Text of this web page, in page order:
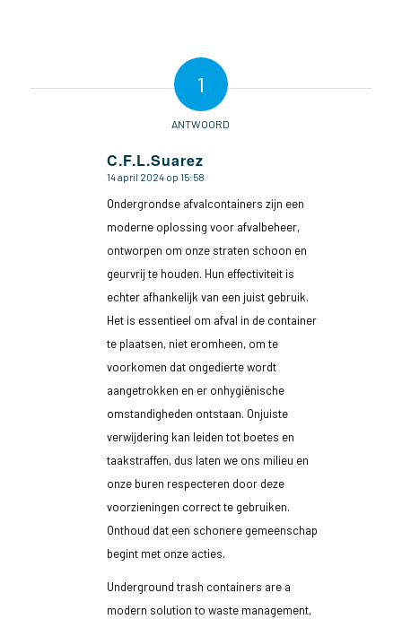
1
ANTWOORD
C.F.L.Suarez
zegt:
14 april 2024 op 15:58
Ondergrondse afvalcontainers zijn een
moderne oplossing voor afvalbeheer,
ontworpen om onze straten schoon en
geurvrij te houden. Hun effectiviteit is
echter afhankelijk van een juist gebruik.
Het is essentieel om afval in de container
te plaatsen, niet eromheen, om te
voorkomen dat ongedierte wordt
aangetrokken en er onhygiënische
omstandigheden ontstaan. Onjuiste
verwijdering kan leiden tot boetes en
taakstraffen, dus laten we ons milieu en
onze buren respecteren door deze
voorzieningen correct te gebruiken.
Onthoud dat een schonere gemeenschap
begint met onze acties.
Underground trash containers are a
modern solution to waste management,